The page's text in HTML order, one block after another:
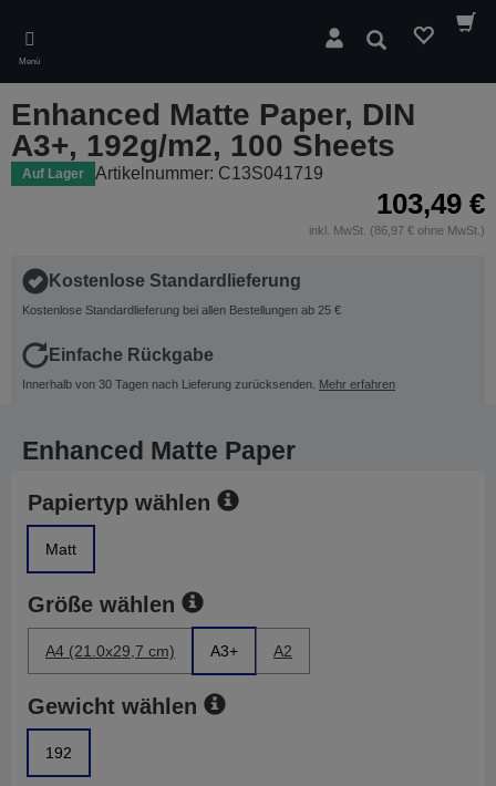
main
content
Menü
Suchen
Enhanced Matte Paper, DIN
A3+, 192g/m2, 100 Sheets
Auf Lager Artikelnummer: C13S041719
103,49 €
inkl. MwSt. (86,97 € ohne MwSt.)
Kostenlose Standardlieferung
Kostenlose Standardlieferung bei allen Bestellungen ab 25 €
Einfache Rückgabe
Innerhalb von 30 Tagen nach Lieferung zurücksenden. Mehr erfahren
Enhanced Matte Paper
Papiertyp wählen
Matt
Größe wählen
A4 (21.0x29,7 cm) A3+ A2
Gewicht wählen
192